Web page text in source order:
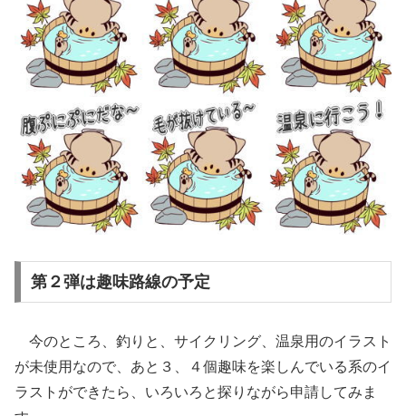
第２弾は趣味路線の予定
今のところ、釣りと、サイクリング、温泉用のイラスト
が未使用なので、あと３、４個趣味を楽しんでいる系のイ
ラストができたら、いろいろと探りながら申請してみま